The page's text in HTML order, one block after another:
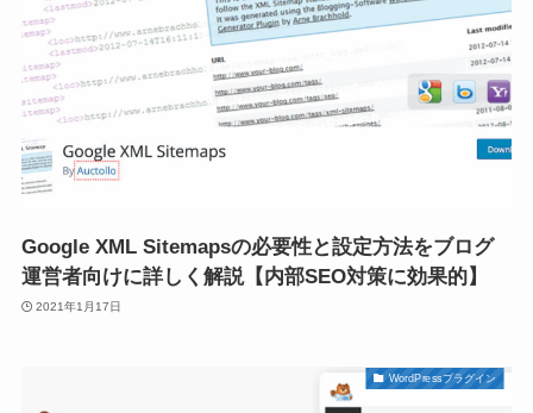
Google XML Sitemapsの必要性と設定方法をブログ
運営者向けに詳しく解説【内部SEO対策に効果的】
2021年1月17日
WordPressプラグイン